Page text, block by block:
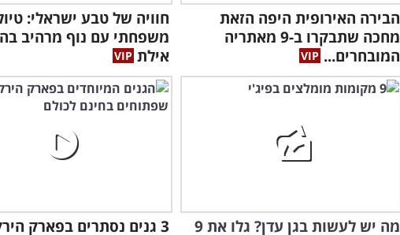
הבירה האירופית היפה הזאת
מחכה שתבקרו ב-9 מאתריה
המובחרים...
חוויה של טבע ישראלי:
משפחתי עם נוף מרהיב
אילת
מה יש לעשות בגן עדן? גלו את 9
3 גנים נסתרים בפארק